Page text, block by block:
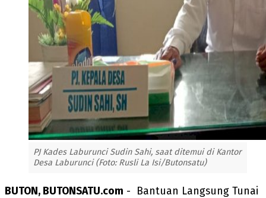
PJ Kades Laburunci Sudin Sahi, saat ditemui di Kantor
Desa Laburunci (Foto: Rusli La Isi/Butonsatu)
BUTON, BUTONSATU.com - Bantuan Langsung Tunai